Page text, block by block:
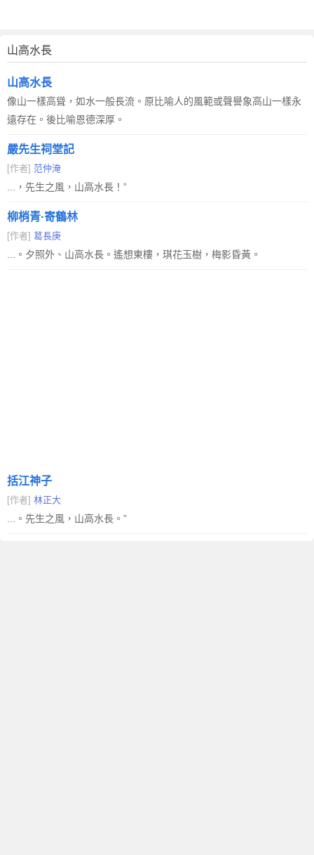
山高水長
山高水長
像山一樣高聳，如水一般長流。原比喻人的風範或聲譽象高山一樣永
遠存在。後比喻恩德深厚。
嚴先生祠堂記
[作者] 范仲淹
...，先生之風，山高水長！”
柳梢青·寄鶴林
[作者] 葛長庚
...。夕照外、山高水長。遙想東樓，琪花玉樹，梅影昏黃。
括江神子
[作者] 林正大
...。先生之風，山高水長。”